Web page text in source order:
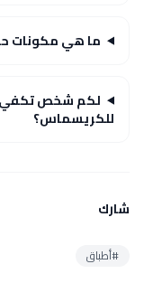
ما هي مكونات
لكم شخص تكفي
للكريسماس؟
شارك
#أطباق